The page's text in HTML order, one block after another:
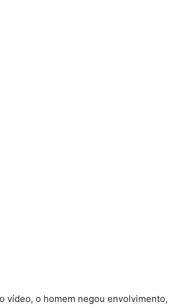
vídeo, o homem negou envolvimento,